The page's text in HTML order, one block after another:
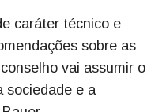
caráter técnico e
sobre as
vai assumir o
sociedade e a